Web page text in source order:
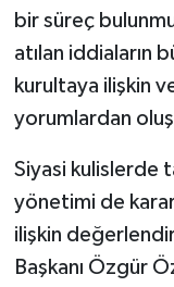
bir süreç
atılan iddiaların
kurultaya ilişkin
yorumlardan
Siyasi kulislerde
yönetimi de
ilişkin
Başkanı Özgür